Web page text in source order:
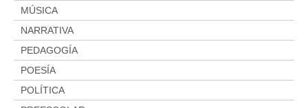
MÚSICA
NARRATIVA
PEDAGOGÍA
POESÍA
POLÍTICA